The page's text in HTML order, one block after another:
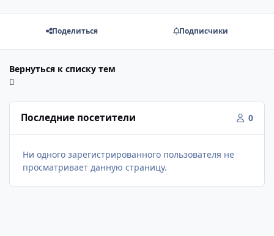
Поделиться Подписчики
Вернуться к списку тем
Последние посетители 0
Ни одного зарегистрированного пользователя не
просматривает данную страницу.